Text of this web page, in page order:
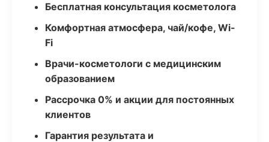
Бесплатная консультация косметолога
Комфортная атмосфера, чай/кофе, Wi-
Fi
Врачи-косметологи с медицинским
образованием
Рассрочка 0% и акции для постоянных
клиентов
Гарантия результата и